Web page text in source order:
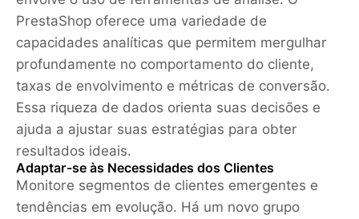
PrestaShop oferece uma variedade de
capacidades analíticas que permitem mergulhar
profundamente no comportamento do cliente,
taxas de envolvimento e métricas de conversão.
Essa riqueza de dados orienta suas decisões e
ajuda a ajustar suas estratégias para obter
resultados ideais.
Adaptar-se às Necessidades dos Clientes
Monitore segmentos de clientes emergentes e
tendências em evolução. Há um novo grupo